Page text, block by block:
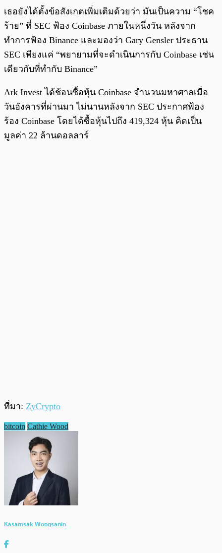
เธอยังได้ตั้งข้อสังเกตเพิ่มเติมด้วยว่า มันเป็นความ “โชค
ร้าย” ที่ SEC ฟ้อง Coinbase ภายในหนึ่งวัน หลังจาก
ทำการฟ้อง Binance และมองว่า Gary Gensler ประธาน
SEC เพียงแค่ “พยายามที่จะดำเนินการกับ Coinbase เช่น
เดียวกับที่ทำกับ Binance”
Ark Invest ได้ช้อนซื้อหุ้น Coinbase จำนวนมหาศาลเมื่อ
วันอังคารที่ผ่านมา ไม่นานหลังจาก SEC ประกาศฟ้อง
ร้อง Coinbase โดยได้ซื้อหุ้นไปถึง 419,324 หุ้น คิดเป็น
มูลค่า 22 ล้านดอลลาร์
ที่มา: ZyCrypto
bitcoin Cathie Wood
Kasamsak Wongsanin